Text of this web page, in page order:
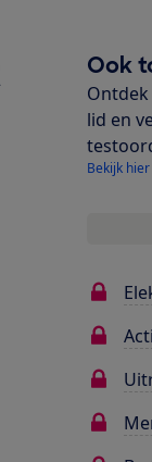
Ook
lid en
Bekijk